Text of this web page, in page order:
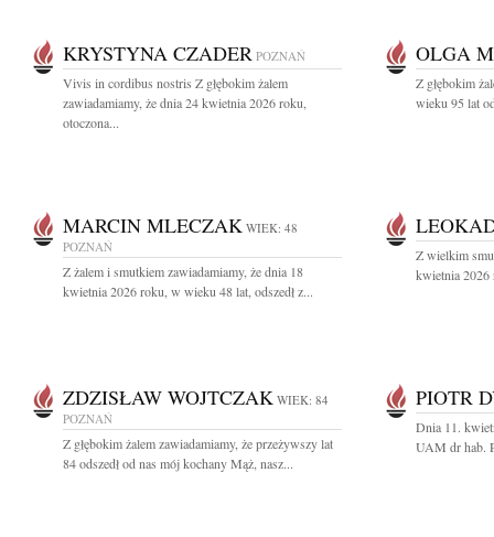
KRYSTYNA CZADER POZNAŃ
Vivis in cordibus nostris Z głębokim żalem
zawiadamiamy, że dnia 24 kwietnia 2026 roku,
otoczona...
OLGA
Z głębokim
wieku 95 lat
MARCIN MLECZAK WIEK: 48
POZNAŃ
Z żalem i smutkiem zawiadamiamy, że dnia 18
kwietnia 2026 roku, w wieku 48 lat, odszedł z...
Z wielkim
kwietnia 2026
ZDZISŁAW WOJTCZAK WIEK: 84
POZNAŃ
Z głębokim żalem zawiadamiamy, że przeżywszy lat
84 odszedł od nas mój kochany Mąż, nasz...
PIOTR
Dnia 11.
UAM dr hab.